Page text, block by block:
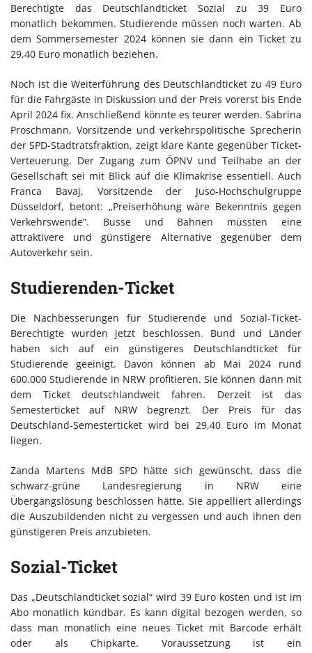
Berechtigte das Deutschlandticket Sozial zu 39 Euro
monatlich bekommen. Studierende müssen noch warten. Ab
dem Sommersemester 2024 können sie dann ein Ticket zu
29,40 Euro monatlich beziehen.
Noch ist die Weiterführung des Deutschlandticket zu 49 Euro
für die Fahrgäste in Diskussion und der Preis vorerst bis Ende
April 2024 fix. Anschließend könnte es teurer werden. Sabrina
Proschmann, Vorsitzende und verkehrspolitische Sprecherin
der SPD-Stadtratsfraktion, zeigt klare Kante gegenüber Ticket-
Verteuerung. Der Zugang zum ÖPNV und Teilhabe an der
Gesellschaft sei mit Blick auf die Klimakrise essentiell. Auch
Franca Bavaj, Vorsitzende der Juso-Hochschulgruppe
Düsseldorf, betont: „Preiserhöhung wäre Bekenntnis gegen
Verkehrswende“. Busse und Bahnen müssten eine
attraktivere und günstigere Alternative gegenüber dem
Autoverkehr sein.
Studierenden-Ticket
Die Nachbesserungen für Studierende und Sozial-Ticket-
Berechtigte wurden jetzt beschlossen. Bund und Länder
haben sich auf ein günstigeres Deutschlandticket für
Studierende geeinigt. Davon können ab Mai 2024 rund
600.000 Studierende in NRW profitieren. Sie können dann mit
dem Ticket deutschlandweit fahren. Derzeit ist das
Semesterticket auf NRW begrenzt. Der Preis für das
Deutschland-Semesterticket wird bei 29,40 Euro im Monat
liegen.
Zanda Martens MdB SPD hätte sich gewünscht, dass die
schwarz-grüne Landesregierung in NRW eine
Übergangslösung beschlossen hätte. Sie appelliert allerdings
die Auszubildenden nicht zu vergessen und auch ihnen den
günstigeren Preis anzubieten.
Sozial-Ticket
Das „Deutschlandticket sozial“ wird 39 Euro kosten und ist im
Abo monatlich kündbar. Es kann digital bezogen werden, so
dass man monatlich eine neues Ticket mit Barcode erhält
oder als Chipkarte. Voraussetzung ist ein